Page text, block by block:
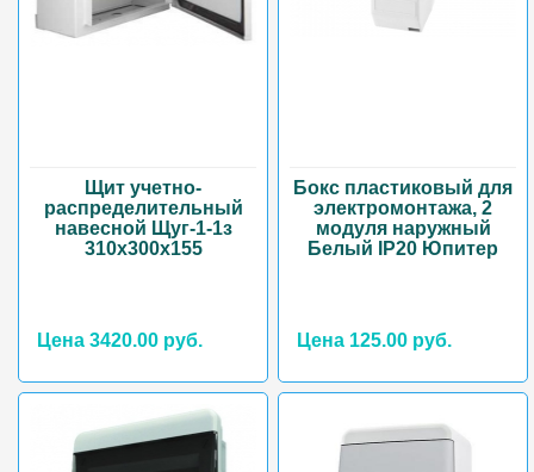
Щит учетно-
распределительный
навесной Щуг-1-1з
310х300х155
Цена 3420.00 руб.
Бокс пластиковый для
электромонтажа, 2
модуля наружный
Белый IP20 Юпитер
Цена 125.00 руб.